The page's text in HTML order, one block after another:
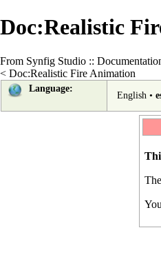
Doc:Realistic
From Synfig Studio ::
< Doc:Realistic Fire Animation
Language:
English•